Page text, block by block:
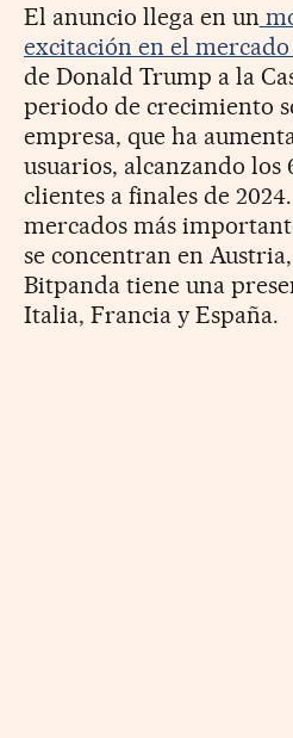
El anuncio llega en un
excitación en el
de Donald Trump a la
periodo de crecimiento
empresa, que ha
usuarios, alcanzando los
clientes a finales de
mercados más
se concentran en
Bitpanda tiene una
Italia, Francia y España.